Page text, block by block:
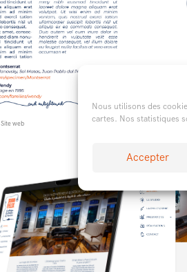
Nous utilisons des
cartes. Nos statistiques
Accepter
Site web